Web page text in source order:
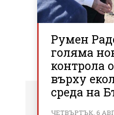
Румен
голяма
контрола
върху
среда на
ЧЕТВЪРТЪК, 6